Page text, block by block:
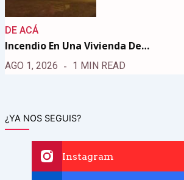
DE ACÁ
Incendio En Una Vivienda De…
AGO 1, 2026 1 MIN READ
¿YA NOS SEGUIS?
Instagram